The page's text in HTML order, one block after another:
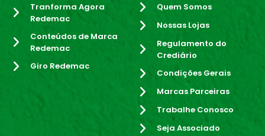
Tranforma Agora
Redemac
Conteúdos de Marca
Redemac
Giro Redemac
Quem Somos
Nossas Lojas
Regulamento do
Crediário
Condições Gerais
Marcas Parceiras
Trabalhe Conosco
Seja Associado